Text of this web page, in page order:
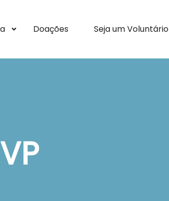
Doações Seja um Voluntário